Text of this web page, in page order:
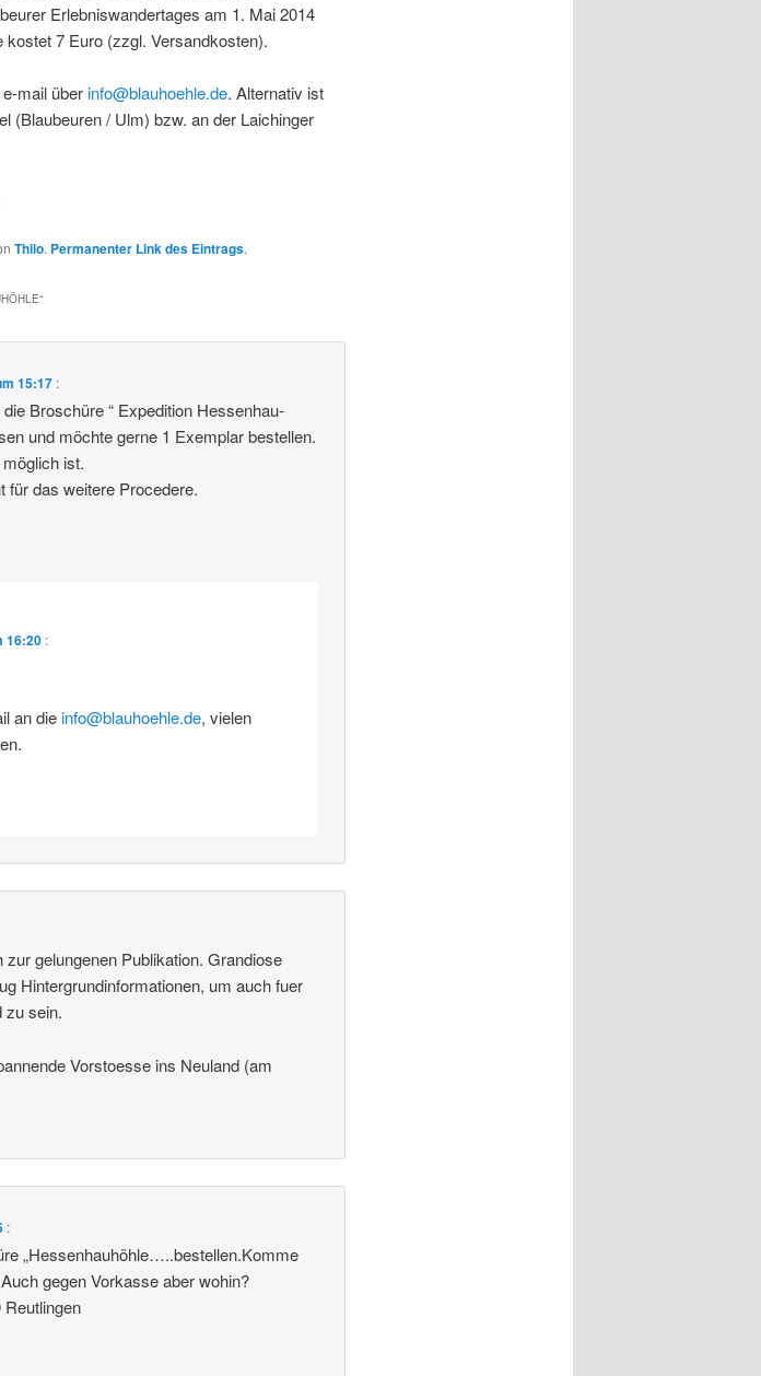
Erlebniswandertages am 1. Mai 2014
7 Euro (zzgl. Versandkosten).
mail überinfo@blauhoehle.de. Alternativ ist
(Blaubeuren / Ulm) bzw. an der Laichinger
Thilo. Permanenter Link des Eintrags.
“
15:17 :
Broschüre “ Expedition Hessenhau-
und möchte gerne 1 Exemplar bestellen.
ist.
für das weitere Procedere.
16:20 :
an dieinfo@blauhoehle.de, vielen
gelungenen Publikation. Grandiose
Hintergrundinformationen, um auch fuer
zu sein.
Vorstoesse ins Neuland (am
:
„Hessenhauhöhle…..bestellen.Komme
gegen Vorkasse aber wohin?